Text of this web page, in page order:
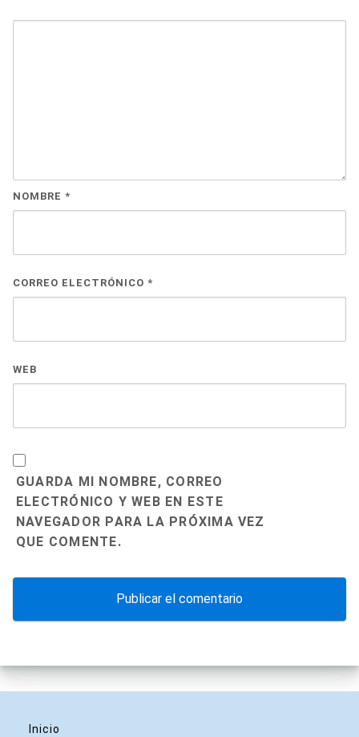
NOMBRE *
CORREO ELECTRÓNICO *
WEB
GUARDA MI NOMBRE, CORREO
ELECTRÓNICO Y WEB EN ESTE
NAVEGADOR PARA LA PRÓXIMA VEZ
QUE COMENTE.
Inicio